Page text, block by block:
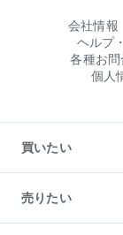
会社情報
ヘルプ
各種お
個人
買いたい
新築・分譲マンショ
中古マンションの購入
一戸建ての購入
売りたい